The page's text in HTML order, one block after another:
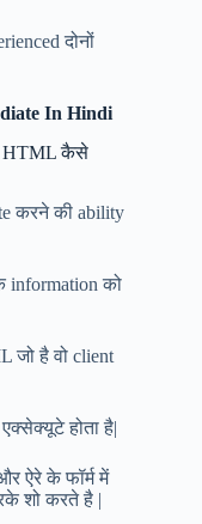
दोनों
In Hindi
HTML कैसे
करने की ability
information को
जो है वो client
होता है|
ऐरे के फॉर्म में
शो करते है |